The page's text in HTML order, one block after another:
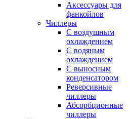
Аксессуары для
фанкойлов
Чиллеры
С воздушным
охлаждением
С водяным
охлаждением
С выносным
конденсатором
Реверсивные
чиллеры
Абсорбционные
чиллеры